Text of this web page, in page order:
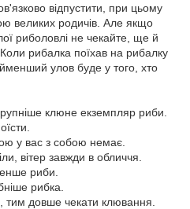
відпустити, при цьому
великих родичів. Але якщо
риболовлі не чекайте, ще й
Коли рибалка поїхав на рибалку
улов буде у того, хто
клюне екземпляр риби.
у вас з собою немає.
вітер завжди в обличчя.
риби.
рибка.
тим довше чекати клювання.